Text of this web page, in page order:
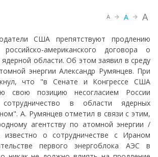
A A A
США препятствуют продлению
американского договора о
ядерной области. Об этом заявил в среду
энергии Александр Румянцев. При
что "в Сенате и Конгрессе США
свою позицию несогласием России
в области ядерных
А. Румянцев отметил в связи с этим,
агентству по атомной энергии /
о сотрудничестве с Ираном
первого энергоблока АЭС в